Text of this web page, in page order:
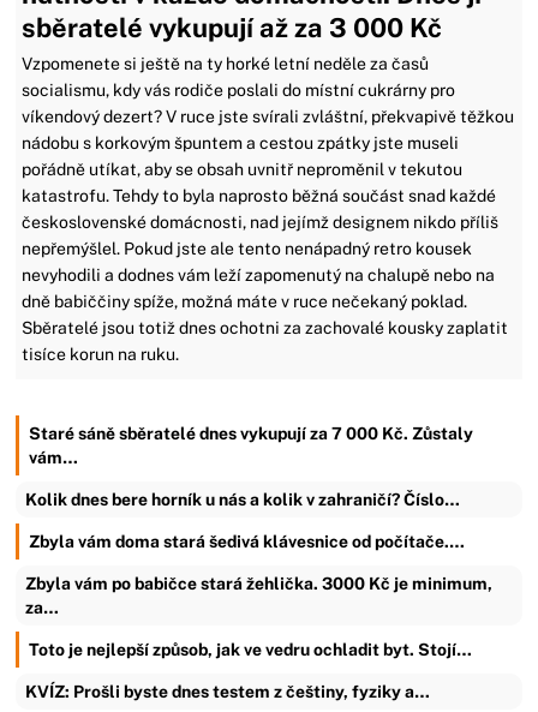
sběratelé vykupují až za 3 000 Kč
Vzpomenete si ještě na ty horké letní neděle za časů
socialismu, kdy vás rodiče poslali do místní cukrárny pro
víkendový dezert? V ruce jste svírali zvláštní, překvapivě těžkou
nádobu s korkovým špuntem a cestou zpátky jste museli
pořádně utíkat, aby se obsah uvnitř neproměnil v tekutou
katastrofu. Tehdy to byla naprosto běžná součást snad každé
československé domácnosti, nad jejímž designem nikdo příliš
nepřemýšlel. Pokud jste ale tento nenápadný retro kousek
nevyhodili a dodnes vám leží zapomenutý na chalupě nebo na
dně babiččiny spíže, možná máte v ruce nečekaný poklad.
Sběratelé jsou totiž dnes ochotni za zachovalé kousky zaplatit
tisíce korun na ruku.
Staré sáně sběratelé dnes vykupují za 7 000 Kč. Zůstaly
vám…
Kolik dnes bere horník u nás a kolik v zahraničí? Číslo…
Zbyla vám doma stará šedivá klávesnice od počítače.…
Zbyla vám po babičce stará žehlička. 3000 Kč je minimum,
za…
Toto je nejlepší způsob, jak ve vedru ochladit byt. Stojí…
KVÍZ: Prošli byste dnes testem z češtiny, fyziky a…